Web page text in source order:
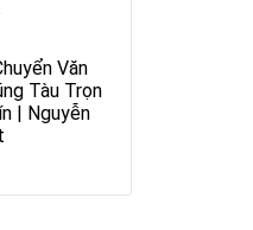
Văn
Tàu Trọn
| Nguyễn